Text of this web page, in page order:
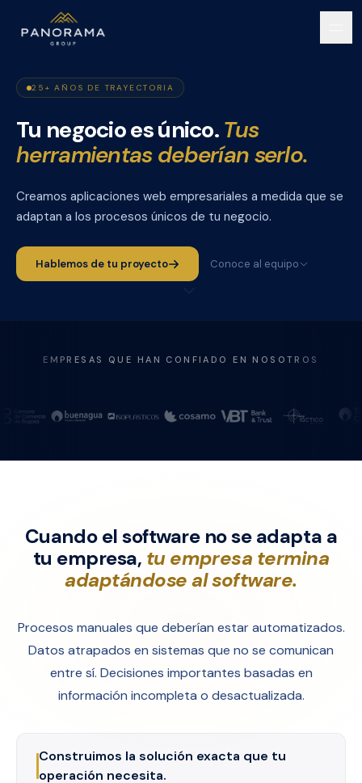
Ir al contenido principal
25+ AÑOS DE TRAYECTORIA
Tu negocio es único.Tus
herramientas deberían serlo.
Creamos aplicaciones web empresariales a medida que se
adaptan a los procesos únicos de tu negocio.
Hablemos de tu proyecto Conoce al equipo
EMPRESAS QUE HAN CONFIADO EN NOSOTROS
Cuando el software no se adapta a
tu empresa, tu empresa termina
adaptándose al software.
Procesos manuales que deberían estar automatizados.
Datos atrapados en sistemas que no se comunican
entre sí. Decisiones importantes basadas en
información incompleta o desactualizada.
Construimos la solución exacta que tu
operación necesita.